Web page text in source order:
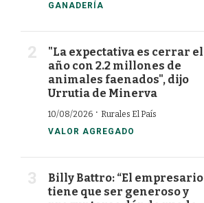
GANADERÍA
"La expectativa es cerrar el
año con 2.2 millones de
animales faenados", dijo
Urrutia de Minerva
10/08/2026 · Rurales El País
VALOR AGREGADO
Billy Battro: “El empresario
tiene que ser generoso y